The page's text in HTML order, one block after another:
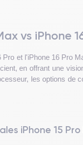
vs iPhone
et l'iPhone 16 Pro
en offrant une
les options de
iPhone 15 Pro